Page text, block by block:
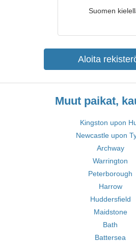
Suomen
Aloita
Muut paikat,
Kingston upon
Newcastle upon
Archway
Warrington
Peterborough
Harrow
Huddersfield
Maidstone
Bath
Battersea